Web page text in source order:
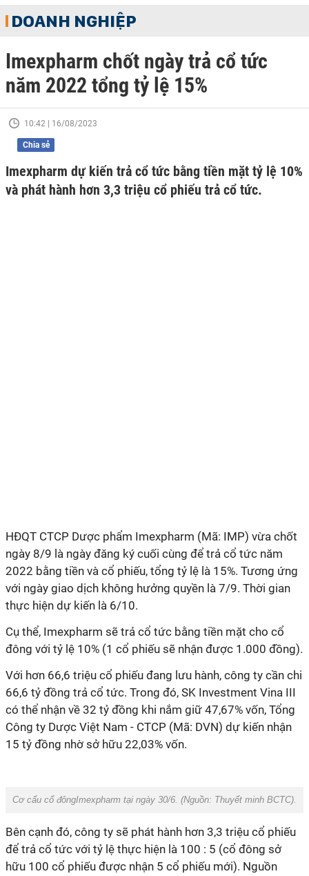
DOANH NGHIỆP
Imexpharm chốt ngày trả cổ tức
năm 2022 tổng tỷ lệ 15%
10:42 | 16/08/2023
Chia sẻ
Imexpharm dự kiến trả cổ tức bằng tiền mặt tỷ lệ 10%
và phát hành hơn 3,3 triệu cổ phiếu trả cổ tức.
HĐQT CTCP Dược phẩm Imexpharm (Mã: IMP) vừa chốt
ngày 8/9 là ngày đăng ký cuối cùng để trả cổ tức năm
2022 bằng tiền và cổ phiếu, tổng tỷ lệ là 1 5%. Tương ứng
với ngày giao dịch không hưởng quyền là 7/9. Thời gian
thực hiện dự kiến là 6/10.
Cụ thể, Imexpharm sẽ trả cổ tức bằng tiền mặt cho cổ
đông với tỷ lệ 10% (1 cổ phiếu sẽ nhận được 1.000 đồng).
Với hơn 66,6 triệu cổ phiếu đang lưu hành, công ty cần chi
66,6 tỷ đồng trả cổ tức. Trong đó, SK Investment Vina III
có thể nhận về 32 tỷ đồng khi nắm giữ 47,67% vốn, Tổng
Công ty Dược Việt Nam - CTCP (Mã: DVN) dự kiến nhận
15 tỷ đồng nhờ sở hữu 22,03% vốn.
Cơ cấu cổ đôngImexpharm tại ngày 30/6. (Nguồn: Thuyết minh BCTC).
Bên cạnh đó, công ty sẽ phát hành hơn 3,3 triệu cổ phiếu
để trả cổ tức với tỷ lệ thực hiện là 100 : 5 (cổ đông sở
hữu 100 cổ phiếu được nhận 5 cổ phiếu mới). Nguồn